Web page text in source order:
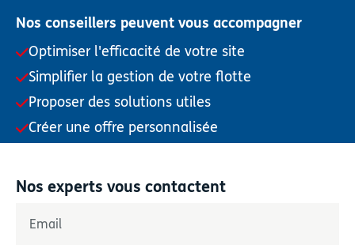
Nos conseillers peuvent vous accompagner
Optimiser l'efficacité de votre site
Simplifier la gestion de votre flotte
Proposer des solutions utiles
Créer une offre personnalisée
Nos experts vous contactent